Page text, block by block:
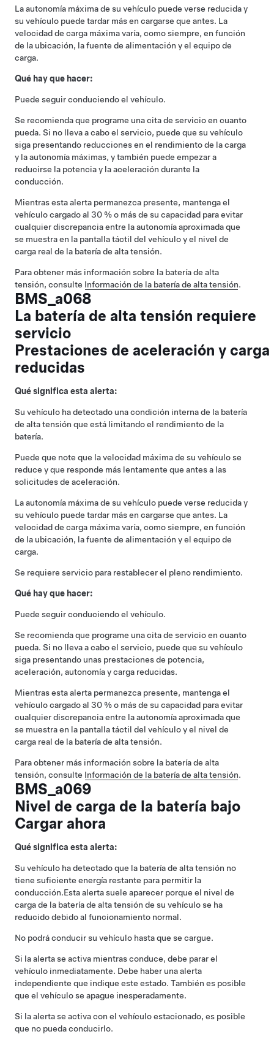
La autonomía máxima de su vehículo puede verse reducida y
su vehículo puede tardar más en cargarse que antes. La
velocidad de carga máxima varía, como siempre, en función
de la ubicación, la fuente de alimentación y el equipo de
carga.
Qué hay que hacer:
Puede seguir conduciendo el vehículo.
Se recomienda que programe una cita de servicio en cuanto
pueda. Si no lleva a cabo el servicio, puede que su vehículo
siga presentando reducciones en el rendimiento de la carga
y la autonomía máximas, y también puede empezar a
reducirse la potencia y la aceleración durante la
conducción.
Mientras esta alerta permanezca presente, mantenga el
vehículo cargado al 30 % o más de su capacidad para evitar
cualquier discrepancia entre la autonomía aproximada que
se muestra en la pantalla táctil del vehículo y el nivel de
carga real de la batería de alta tensión.
Para obtener más información sobre la batería de alta
tensión, consulte Información de la batería de alta tensión.
BMS_a068
La batería de alta tensión requiere
servicio
Prestaciones de aceleración y carga
reducidas
Qué significa esta alerta:
Su vehículo ha detectado una condición interna de la batería
de alta tensión que está limitando el rendimiento de la
batería.
Puede que note que la velocidad máxima de su vehículo se
reduce y que responde más lentamente que antes a las
solicitudes de aceleración.
La autonomía máxima de su vehículo puede verse reducida y
su vehículo puede tardar más en cargarse que antes. La
velocidad de carga máxima varía, como siempre, en función
de la ubicación, la fuente de alimentación y el equipo de
carga.
Se requiere servicio para restablecer el pleno rendimiento.
Qué hay que hacer:
Puede seguir conduciendo el vehículo.
Se recomienda que programe una cita de servicio en cuanto
pueda. Si no lleva a cabo el servicio, puede que su vehículo
siga presentando unas prestaciones de potencia,
aceleración, autonomía y carga reducidas.
Mientras esta alerta permanezca presente, mantenga el
vehículo cargado al 30 % o más de su capacidad para evitar
cualquier discrepancia entre la autonomía aproximada que
se muestra en la pantalla táctil del vehículo y el nivel de
carga real de la batería de alta tensión.
Para obtener más información sobre la batería de alta
tensión, consulte Información de la batería de alta tensión.
BMS_a069
Nivel de carga de la batería bajo
Cargar ahora
Qué significa esta alerta:
Su vehículo ha detectado que la batería de alta tensión no
tiene suficiente energía restante para permitir la
conducción.Esta alerta suele aparecer porque el nivel de
carga de la batería de alta tensión de su vehículo se ha
reducido debido al funcionamiento normal.
No podrá conducir su vehículo hasta que se cargue.
Si la alerta se activa mientras conduce, debe parar el
vehículo inmediatamente. Debe haber una alerta
independiente que indique este estado. También es posible
que el vehículo se apague inesperadamente.
Si la alerta se activa con el vehículo estacionado, es posible
que no pueda conducirlo.